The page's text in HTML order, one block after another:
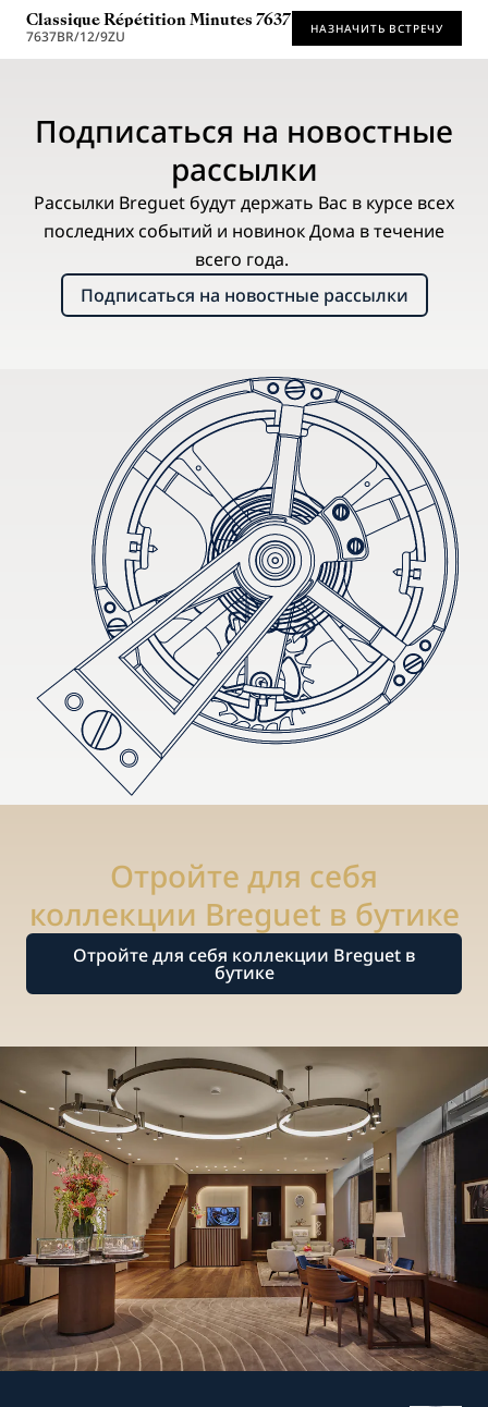
Classique Répétition Minutes 7637
7637BR/12/9ZU НАЗНАЧИТЬ ВСТРЕЧУ
Подписаться на новостные
рассылки
Рассылки Breguet будут держать Вас в курсе всех
последних событий и новинок Дома в течение
всего года.
Подписаться на новостные рассылки
Отройте для себя
коллекции Breguet в бутике
Отройте для себя коллекции Breguet в
бутике